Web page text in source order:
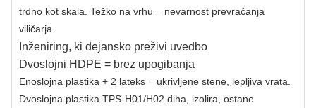
trdno kot skala. Težko na vrhu = nevarnost prevračanja
viličarja.
Inženiring, ki dejansko preživi uvedbo
Dvoslojni HDPE = brez upogibanja
Enoslojna plastika + 2 lateks = ukrivljene stene, lepljiva vrata.
Dvoslojna plastika TPS-H01/H02 diha, izolira, ostane